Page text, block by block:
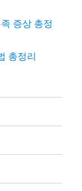
증상 총정
총정리